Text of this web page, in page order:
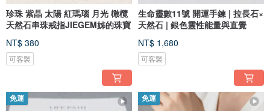
珍珠 紫晶 太陽 紅瑪瑙 月光 橄欖
天然石串珠戒指JIEGEM姊的珠寶
NT$ 380
可客製
生命靈數11號 開運手鍊 | 拉長石×
天然石 | 銀色靈性能量與直覺
NT$ 1,680
可客製
免運 免運